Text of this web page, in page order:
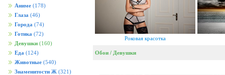
Аниме (178)
Глаза (46)
Города (74)
Готика (72)
Девушки (160)
Еда (124)
Животные (540)
Знаменитости Ж (321)
Роковая красотка
Обои / Девушки